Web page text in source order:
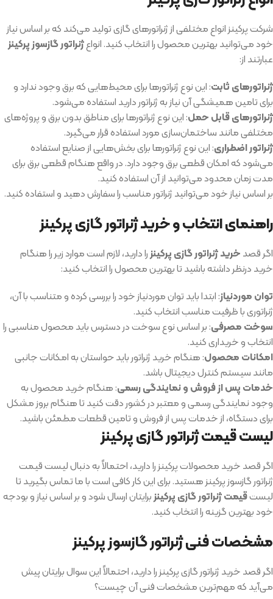
شرکت پرکینز انواع مختلفی از ژنراتورهای گازی تولید می‌کند که بر اساس نیاز
خود می‌توانید بهترین محصول را انتخاب کنید. انواعژنراتور گازسوز پرکینز
عبارتند از:
ژنراتورهای ثابت: این نوع ژنراتورها برای محیط‌هایی که برق وجود ندارد و
برای تامین همیشگی آن نیاز به ژنراتور دارید استفاده می‌شود.
ژنراتورهای قابل حمل: این نوع ژنراتورها برای مناطق بدون برق و پروژه‌های
مختلفی مانند ساختمان‌سازی مورد استفاده قرار می‌گیرد.
ژنراتور اضطراری: این نوع ژنراتورها برای بخش‌هایی از صنایع استفاده
می‌شود که امکان قطعی برق وجود دارد. در واقع هنگام قطعی برق برای
مدت زمان محدود می‌توانید از آن استفاده کنید.
بر اساس نیاز خود می‌توانید ژنراتور مناسب را سفارش دهید و استفاده کنید.
راهنمای انتخاب و خرید ژنراتور گازی پرکینز
اگر قصدخرید ژنراتور گازی پرکینزرا دارید، لازم است موارد زیر را هنگام
خرید درنظر داشته باشید تا بهترین محصول را انتخاب کنید:
توان موردنیاز: ابتدا باید توان موردنیاز خود را بررسی کرده و متناسب با آن،
ژنراتوری با ظرفیت مناسب انتخاب کنید.
سوخت مصرفی: بر اساس نوع سوخت در دسترس باید محصول مناسبی را
انتخاب و خریداری کنید.
امکانات محصول: هنگام خرید ژنراتور باید حواستان به امکانات جانبی
مانند سیستم کنترل دیجیتال باشد.
خدمات پس از فروش و نمایندگی رسمی: هنگام خرید محصول به
وجود نمایندگی رسمی و معتبر در کشور دقت کنید تا هنگام بروز مشکل
برای دستگاه، از خدمات پس از فروش و تامین قطعات مطمئن باشید.
لیست قیمت ژنراتور گازی پرکینز
اگر قصد خرید محصولات پرکینز را دارید، احتمالاً به دنبال لیست قیمت
ژنراتور گازسوز پرکینز هستید. برای این کار کافی است با ما تماس بگیرید تا
لیستقیمت ژنراتور گازی پرکینزبرایتان ارسال شود و بر اساس نیاز و بودجه
خود بهترین گزینه را انتخاب کنید.
مشخصات فنی ژنراتور گازسوز پرکینز
اگر قصد خرید ژنراتور گازی پرکینز را دارید، احتمالاً این سوال برایتان پیش
می‌آید که مهم‌ترین مشخصات فنی آن چیست؟